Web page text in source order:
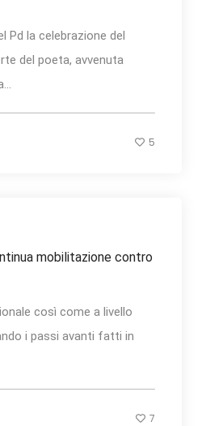
Pd la celebrazione del
del poeta, avvenuta
5
mobilitazione contro
così come a livello
i passi avanti fatti in
7